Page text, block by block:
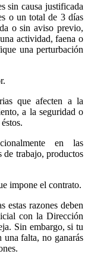
sin causa justificada
o un total de 3 días
o sin aviso previo,
actividad, faena o
una perturbación
que afecten a la
a la seguridad o
en las
de trabajo, productos
impone el contrato.
estas razones deben
con la Dirección
Sin embargo, si tu
una falta, no ganarás